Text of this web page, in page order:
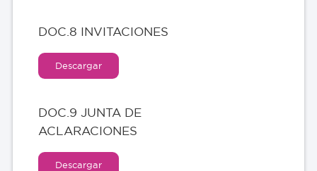
DOC.8 INVITACIONES
Descargar
DOC.9 JUNTA DE
ACLARACIONES
Descargar